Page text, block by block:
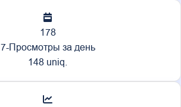
178
7-Просмотры за день
148 uniq.